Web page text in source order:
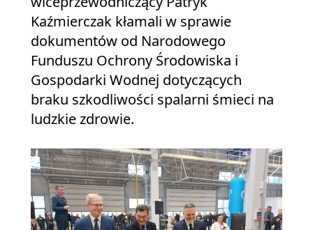
Kaźmierczak kłamali w sprawie
dokumentów od Narodowego
Funduszu Ochrony Środowiska i
Gospodarki Wodnej dotyczących
braku szkodliwości spalarni śmieci na
ludzkie zdrowie.